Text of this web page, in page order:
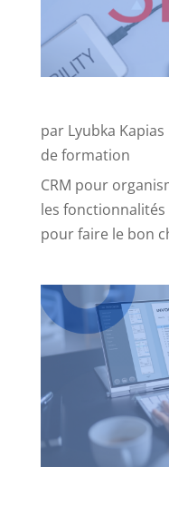
par Lyubka Kapias
de formation
CRM pour
les
pour faire le bon